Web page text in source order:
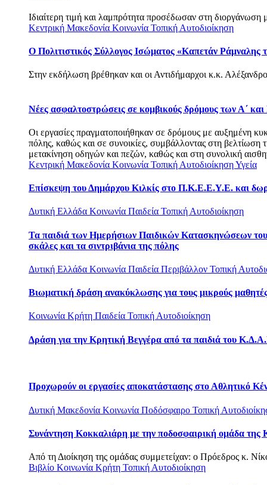
Ιδιαίτερη τιμή και λαμπρότητα προσέδωσαν στη διοργάνωση
Κεντρική Μακεδονία Κοινωνία Τοπική Αυτοδιοίκηση
Ο Πολιτιστικός Σύλλογος Ισώματος «Καπετάν Ράμναλης
Στην εκδήλωση βρέθηκαν και οι Αντιδήμαρχοι κ.κ.
Νέες ασφαλτοστρώσεις σε κομβικούς δρόμους των Α΄
Οι εργασίες πραγματοποιήθηκαν σε δρόμους με αυξημένη
πόλης, καθώς και σε συνοικίες, συμβάλλοντας στη
μετακίνηση οδηγών και πεζών, καθώς και στη συνολική
Κεντρική Μακεδονία Κοινωνία Τοπική ΑυτοδιοίκησηΥγεία
Επίσκεψη του Δημάρχου Κιλκίς στο Π.Κ.Ε.Ε.Υ.Ε. και
Δυτική Ελλάδα Κοινωνία Παιδεία Τοπική Αυτοδιοίκηση
Τα παιδιά των Ημερήσιων Παιδικών Κατασκηνώσεων
σκάλες και τα σιντριβάνια της πόλης
Δυτική Ελλάδα Κοινωνία Παιδεία Περιβάλλον Τοπική
Βιωματική δράση ανακύκλωσης για τους μικρούς
Κοινωνία Κρήτη Παιδεία Τοπική Αυτοδιοίκηση
Δράση για την Κρητική Βεγγέρα από τα παιδιά του
Προχωρούν οι εργασίες αποκατάστασης στο Αθλητικό
Δυτική Μακεδονία Κοινωνία Ποδόσφαιρο Τοπική
Συνάντηση Κοκκαλιάρη με την ποδοσφαιρική ομάδα της
Από τη Διοίκηση της ομάδας συμμετείχαν: o Πρόεδρος κ.
Βιβλίο Κοινωνία Κρήτη Τοπική Αυτοδιοίκηση